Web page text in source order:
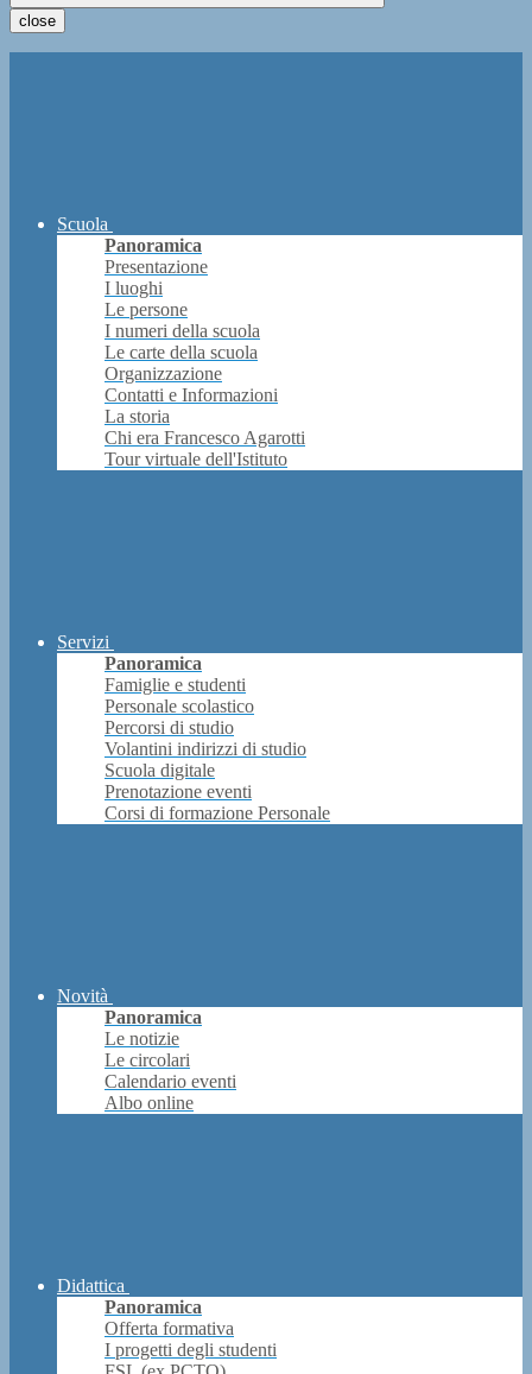
close
Scuola
Panoramica
Presentazione
I luoghi
Le persone
I numeri della scuola
Le carte della scuola
Organizzazione
Contatti e Informazioni
La storia
Chi era Francesco Agarotti
Tour virtuale dell'Istituto
Servizi
Panoramica
Famiglie e studenti
Personale scolastico
Percorsi di studio
Volantini indirizzi di studio
Scuola digitale
Prenotazione eventi
Corsi di formazione Personale
Novità
Panoramica
Le notizie
Le circolari
Calendario eventi
Albo online
Didattica
Panoramica
Offerta formativa
I progetti degli studenti